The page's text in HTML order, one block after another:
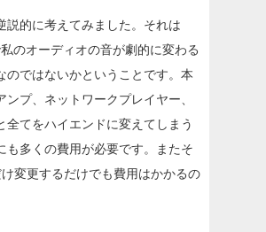
説的に考えてみました。それは
のオーディオの音が劇的に変わる
のではないかということです。本
ンプ、ネットワークプレイヤー、
全てをハイエンドに変えてしまう
も多くの費用が必要です。またそ
変更するだけでも費用はかかるの